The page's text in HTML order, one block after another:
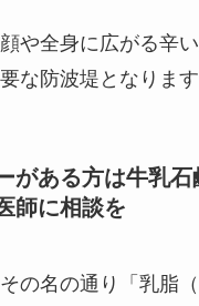
や全身に広がる辛
な防波堤となります
がある方は牛乳石
師に相談を
の名の通り「乳脂